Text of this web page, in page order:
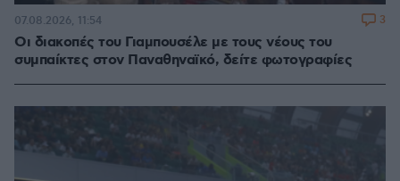
Οι διακοπές του Γιαμπουσέλε με τους νέους του
συμπαίκτες στον Παναθηναϊκό, δείτε φωτογραφίες
07.08.2026, 11:54 3